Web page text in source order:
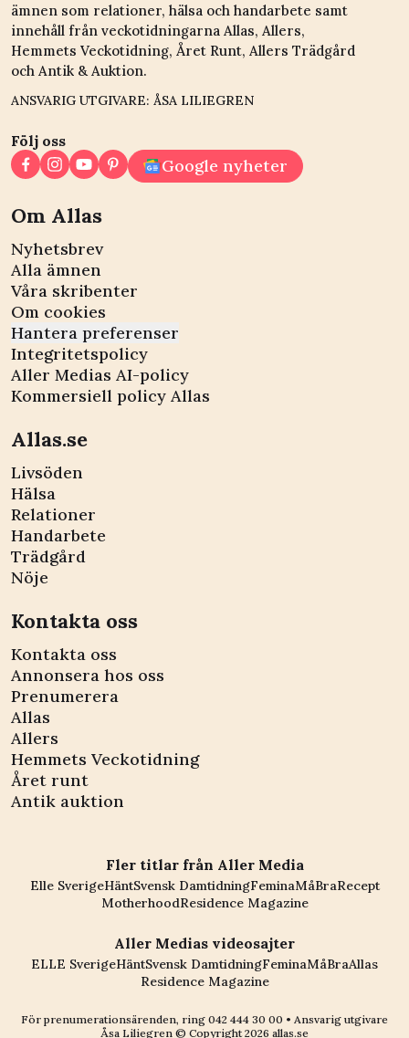
ämnen som relationer, hälsa och handarbete samt
innehåll från veckotidningarna Allas, Allers,
Hemmets Veckotidning, Året Runt, Allers Trädgård
och Antik & Auktion.
ANSVARIG UTGIVARE: ÅSA LILIEGREN
Följ oss
Google nyheter
Om Allas
Nyhetsbrev
Alla ämnen
Våra skribenter
Om cookies
Hantera preferenser
Integritetspolicy
Aller Medias AI-policy
Kommersiell policy Allas
Allas.se
Livsöden
Hälsa
Relationer
Handarbete
Trädgård
Nöje
Kontakta oss
Kontakta oss
Annonsera hos oss
Prenumerera
Allas
Allers
Hemmets Veckotidning
Året runt
Antik auktion
Fler titlar från Aller Media
Elle SverigeHäntSvensk DamtidningFeminaMåBraRecept
MotherhoodResidence Magazine
Aller Medias videosajter
ELLE SverigeHäntSvensk DamtidningFeminaMåBraAllas
Residence Magazine
För prenumerationsärenden, ring 042 444 30 00 • Ansvarig utgivare
Åsa Liliegren © Copyright2026 allas.se